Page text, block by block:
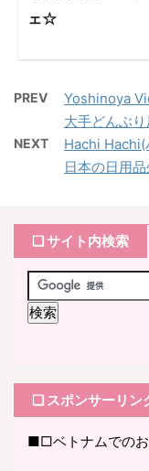
ェ☆
PREV
Yoshinoya
大手どんぶり
NEXT
Hachi Hachi(
日本の日用
❏ サイト内検索
❏ スポンサーリン
■□ベトナムでの